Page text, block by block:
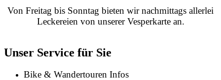
Von Freitag bis Sonntag bieten wir nachmittags allerlei
Leckereien von unserer Vesperkarte an.
Unser Service für Sie
Bike & Wandertouren Infos